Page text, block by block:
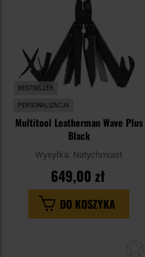
BESTSELLER
PERSONALIZACJA
Multitool Leatherman Wave Plus
Black
Wysyłka: Natychmiast
649,00 zł
DO KOSZYKA